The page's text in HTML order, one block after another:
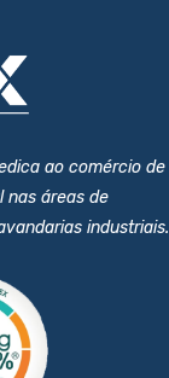
ao comércio de
nas áreas de
industriais.